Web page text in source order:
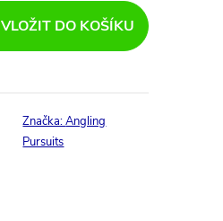
VLOŽIT DO KOŠÍKU
Značka:Angling
Pursuits